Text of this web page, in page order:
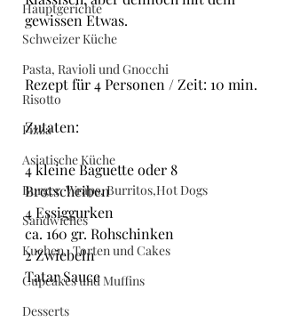
Hauptgerichte
Schweizer Küche
Pasta, Ravioli und Gnocchi
Risotto
Pizza
Asiatische Küche
Burger, Wraps, Burritos,Hot Dogs
Sandwiches
Kuchen , Torten und Cakes
Cupcakes und Muffins
Desserts
gewissen Etwas.
Rezept für 4 Personen / Zeit: 10 min.
Zutaten:
4 kleine Baguette oder 8
Brotscheiben
4 Essiggurken
ca. 160 gr. Rohschinken
2 Zwiebeln
Tatar Sauce